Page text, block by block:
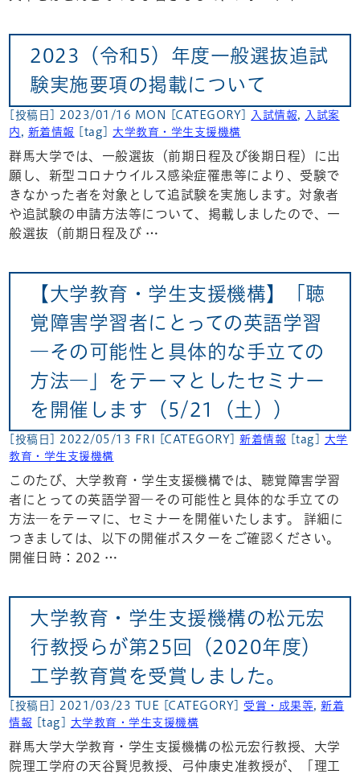
2023（令和5）年度一般選抜追試
験実施要項の掲載について
[投稿日] 2023/01/16 MON [CATEGORY] 入試情報
入試案
内
新着情報 [tag] 大学教育・学生支援機構
群馬大学では、一般選抜（前期日程及び後期日程）に出
願し、新型コロナウイルス感染症罹患等により、受験で
きなかった者を対象として追試験を実施します。対象者
や追試験の申請方法等について、掲載しましたので、一
般選抜（前期日程及び …
【大学教育・学生支援機構】「聴
覚障害学習者にとっての英語学習
―その可能性と具体的な手立ての
方法―」をテーマとしたセミナー
を開催します（5/21（土））
[投稿日] 2022/05/13 FRI [CATEGORY]新着情報 [tag] 大学
教育・学生支援機構
このたび、大学教育・学生支援機構では、聴覚障害学習
者にとっての英語学習―その可能性と具体的な手立ての
方法―をテーマに、セミナーを開催いたします。 詳細に
つきましては、以下の開催ポスターをご確認ください。
開催日時：202 …
大学教育・学生支援機構の松元宏
行教授らが第25回（2020年度）
工学教育賞を受賞しました。
[投稿日] 2021/03/23 TUE [CATEGORY] 受賞・成果等,新着
情報 [tag] 大学教育・学生支援機構
群馬大学大学教育・学生支援機構の松元宏行教授、大学
院理工学府の天谷賢児教授、弓仲康史准教授が、「理工